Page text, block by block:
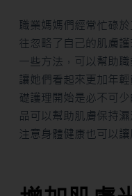
職業媽媽們經常忙碌
往忽略了自己的肌膚
一些方法，可以幫助
讓她們看起來更加年
礎護理開始是必不可
品可以幫助肌膚保持
注意身體健康也可以